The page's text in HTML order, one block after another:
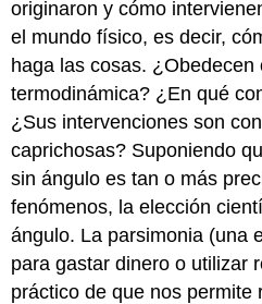
originaron y cómo
el mundo físico, es decir,
haga las cosas. ¿Obedecen
termodinámica? ¿En qué
¿Sus intervenciones son
caprichosas? Suponiendo
sin ángulo es tan o más
fenómenos, la elección
ángulo. La parsimonia (una
para gastar dinero o utilizar
práctico de que nos permite